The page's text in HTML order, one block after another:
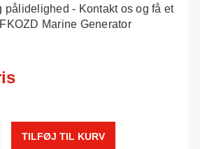
pålidelighed - Kontakt os og få et
Marine Generator
TILFØJ TIL KURV